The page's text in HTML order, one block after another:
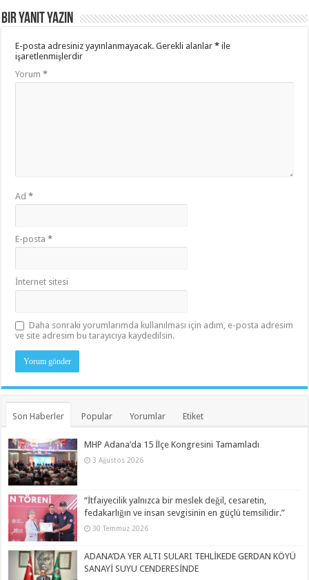
Bir yanıt yazın
E-posta adresiniz yayınlanmayacak. Gerekli alanlar* ile
işaretlenmişlerdir
Yorum*
Ad*
E-posta*
İnternet sitesi
Daha sonraki yorumlarımda kullanılması için adım, e-posta adresim
ve site adresim bu tarayıcıya kaydedilsin.
Son Haberler Popular Yorumlar Etiket
MHP Adana’da 15 İlçe Kongresini Tamamladı
3 Ağustos 2026
“İtfaiyecilik yalnızca bir meslek değil, cesaretin,
fedakarlığın ve insan sevgisinin en güçlü temsilidir.”
30 Temmuz 2026
ADANA’DA YER ALTI SULARI TEHLİKEDE GERDAN KÖYÜ
SANAYİ SUYU CENDERESİNDE